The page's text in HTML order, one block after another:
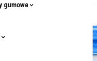
gumowe